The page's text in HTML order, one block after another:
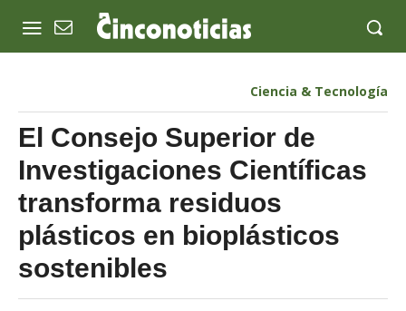
Ciencia & Tecnología
El Consejo Superior de
Investigaciones Científicas
transforma residuos
plásticos en bioplásticos
sostenibles